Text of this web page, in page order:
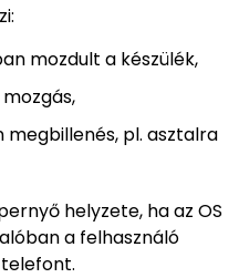
mozdult a készülék,
pl. asztalra
helyzete, ha az OS
a felhasználó